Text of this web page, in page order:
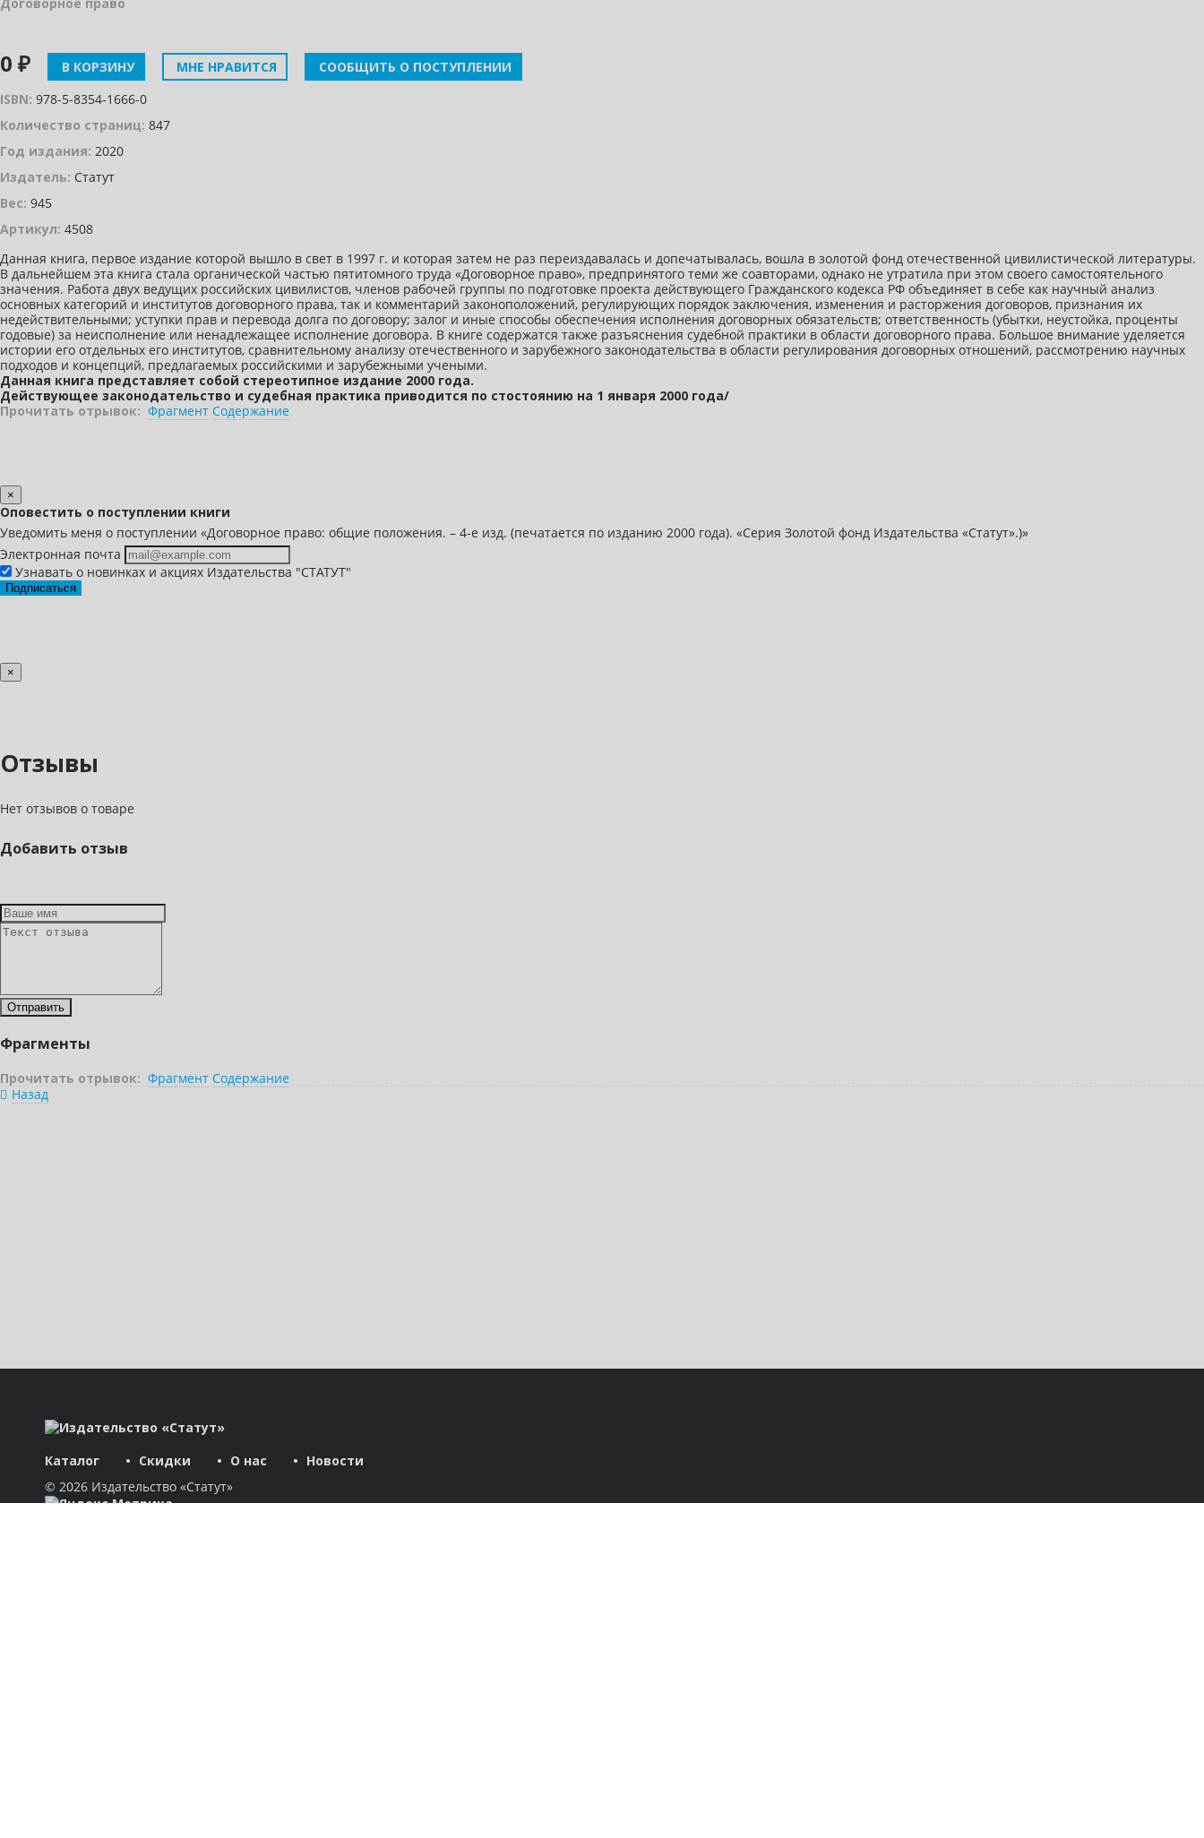
0 ₽ В КОРЗИНУ МНЕ НРАВИТСЯ
СООБЩИТЬ О ПОСТУПЛЕНИИ
ISBN: 978-5-8354-1666-0
Количество страниц: 847
Год издания: 2020
Издатель: Статут
Вес: 945
Артикул: 4508
Данная книга, первое издание которой вышло в свет в 1997 г. и которая затем не раз переиздавалась и допечатывалась, вошла в золотой фонд отечественной цивилистической литературы.
В дальнейшем эта книга стала органической частью пятитомного труда «Договорное право», предпринятого теми же соавторами, однако не утратила при этом своего самостоятельного
значения. Работа двух ведущих российских цивилистов, членов рабочей группы по подготовке проекта действующего Гражданского кодекса РФ объединяет в себе как научный анализ
основных категорий и институтов договорного права, так и комментарий законоположений, регулирующих порядок заключения, изменения и расторжения договоров, признания их
недействительными; уступки прав и перевода долга по договору; залог и иные способы обеспечения исполнения договорных обязательств; ответственность (убытки, неустойка, проценты
годовые) за неисполнение или ненадлежащее исполнение договора. В книге содержатся также разъяснения судебной практики в области договорного права. Большое внимание уделяется
истории его отдельных его институтов, сравнительному анализу отечественного и зарубежного законодательства в области регулирования договорных отношений, рассмотрению научных
подходов и концепций, предлагаемых российскими и зарубежными учеными.
Данная книга представляет собой стереотипное издание 2000 года.
Действующее законодательство и судебная практика приводится по стостоянию на 1 января 2000 года/
Прочитать отрывок: Фрагмент Содержание
×
Оповестить о поступлении книги
Уведомить меня о поступлении «Договорное право: общие положения. – 4-е изд. (печатается по изданию 2000 года). «Серия Золотой фонд Издательства «Статут».)»
Электронная почта
Узнавать о новинках и акциях Издательства "СТАТУТ"
Подписаться
×
Отзывы
Нет отзывов о товаре
Добавить отзыв
Фрагменты
Прочитать отрывок: Фрагмент Содержание
Назад
Каталог Скидки О нас
Новости
© 2026 Издательство «Статут»